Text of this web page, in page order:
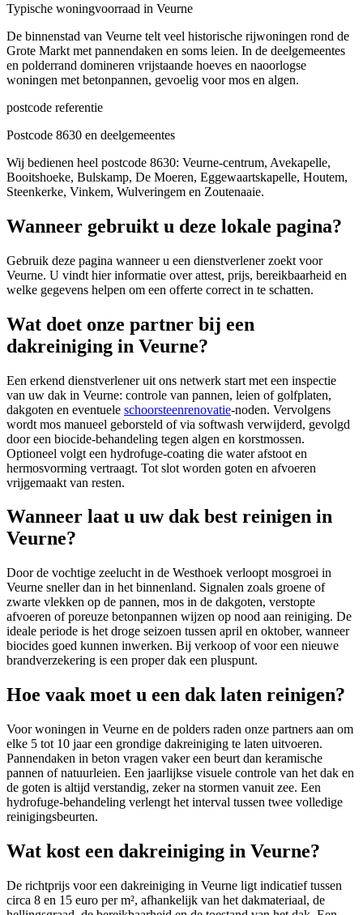
Typische woningvoorraad in Veurne
De binnenstad van Veurne telt veel historische rijwoningen rond de
Grote Markt met pannendaken en soms leien. In de deelgemeentes
en polderrand domineren vrijstaande hoeves en naoorlogse
woningen met betonpannen, gevoelig voor mos en algen.
postcode referentie
Postcode 8630 en deelgemeentes
Wij bedienen heel postcode 8630: Veurne-centrum, Avekapelle,
Booitshoeke, Bulskamp, De Moeren, Eggewaartskapelle, Houtem,
Steenkerke, Vinkem, Wulveringem en Zoutenaaie.
Wanneer gebruikt u deze lokale pagina?
Gebruik deze pagina wanneer u een dienstverlener zoekt voor
Veurne. U vindt hier informatie over attest, prijs, bereikbaarheid en
welke gegevens helpen om een offerte correct in te schatten.
Wat doet onze partner bij een
dakreiniging in Veurne?
Een erkend dienstverlener uit ons netwerk start met een inspectie
van uw dak in Veurne: controle van pannen, leien of golfplaten,
dakgoten en eventuele schoorsteenrenovatie-noden. Vervolgens
wordt mos manueel geborsteld of via softwash verwijderd, gevolgd
door een biocide-behandeling tegen algen en korstmossen.
Optioneel volgt een hydrofuge-coating die water afstoot en
hermosvorming vertraagt. Tot slot worden goten en afvoeren
vrijgemaakt van resten.
Wanneer laat u uw dak best reinigen in
Veurne?
Door de vochtige zeelucht in de Westhoek verloopt mosgroei in
Veurne sneller dan in het binnenland. Signalen zoals groene of
zwarte vlekken op de pannen, mos in de dakgoten, verstopte
afvoeren of poreuze betonpannen wijzen op nood aan reiniging. De
ideale periode is het droge seizoen tussen april en oktober, wanneer
biocides goed kunnen inwerken. Bij verkoop of voor een nieuwe
brandverzekering is een proper dak een pluspunt.
Hoe vaak moet u een dak laten reinigen?
Voor woningen in Veurne en de polders raden onze partners aan om
elke 5 tot 10 jaar een grondige dakreiniging te laten uitvoeren.
Pannendaken in beton vragen vaker een beurt dan keramische
pannen of natuurleien. Een jaarlijkse visuele controle van het dak en
de goten is altijd verstandig, zeker na stormen vanuit zee. Een
hydrofuge-behandeling verlengt het interval tussen twee volledige
reinigingsbeurten.
Wat kost een dakreiniging in Veurne?
De richtprijs voor een dakreiniging in Veurne ligt indicatief tussen
circa 8 en 15 euro per m², afhankelijk van het dakmateriaal, de